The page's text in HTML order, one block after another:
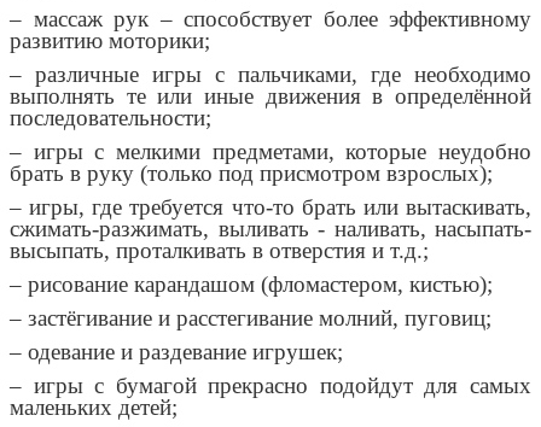
– массаж рук – способствует более эффективному
развитию моторики;
– различные игры с пальчиками, где необходимо
выполнять те или иные движения в определённой
последовательности;
– игры с мелкими предметами, которые неудобно
брать в руку (только под присмотром взрослых);
– игры, где требуется что-то брать или вытаскивать,
сжимать-разжимать, выливать - наливать, насыпать-
высыпать, проталкивать в отверстия и т.д.;
– рисование карандашом (фломастером, кистью);
– застёгивание и расстегивание молний, пуговиц;
– одевание и раздевание игрушек;
– игры с бумагой прекрасно подойдут для самых
маленьких детей;